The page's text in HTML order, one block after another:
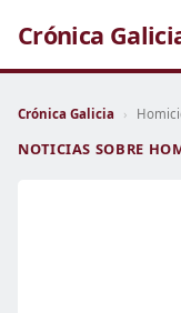
Crónica
Crónica Galicia ›
NOTICIAS SOBRE